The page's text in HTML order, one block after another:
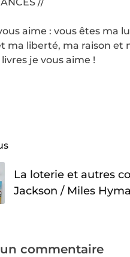
aime : vous êtes ma
ma liberté, ma raison et
je vous aime !
La loterie et autres
Jackson / Miles
un commentaire